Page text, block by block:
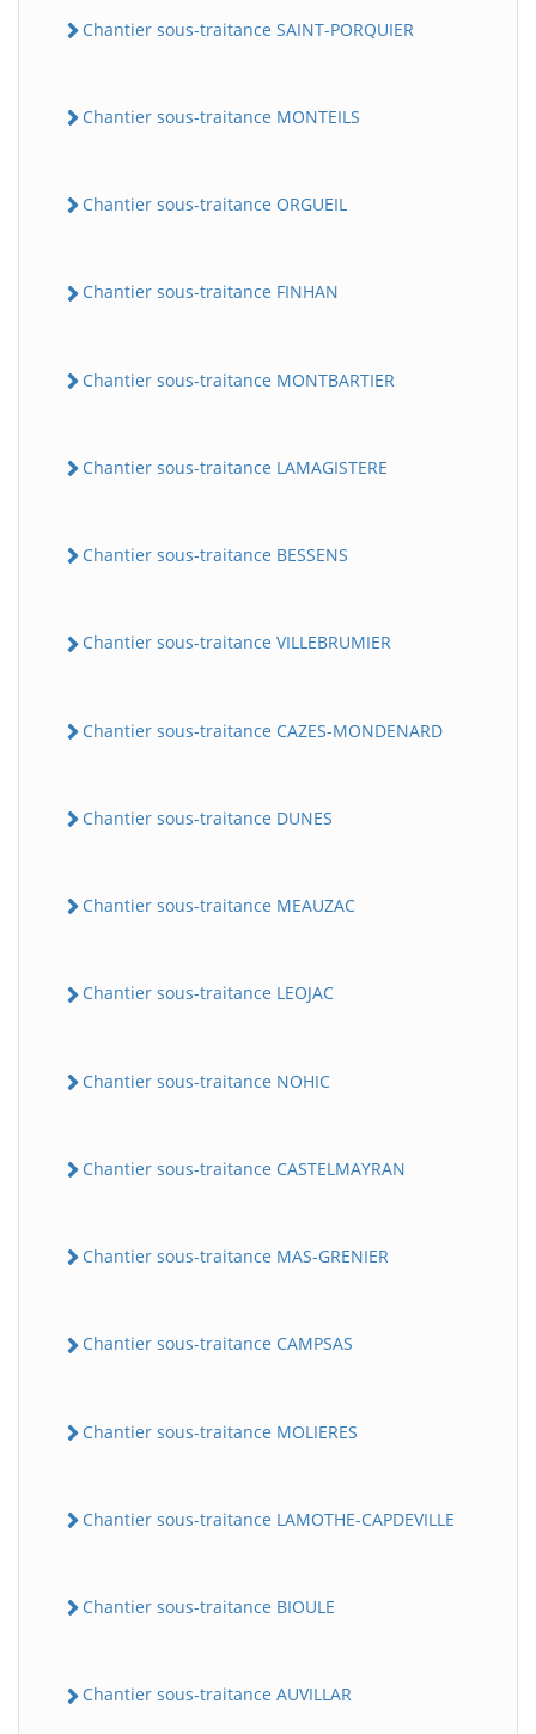
Chantier sous-traitance SAINT-PORQUIER
Chantier sous-traitance MONTEILS
Chantier sous-traitance ORGUEIL
Chantier sous-traitance FINHAN
Chantier sous-traitance MONTBARTIER
Chantier sous-traitance LAMAGISTERE
Chantier sous-traitance BESSENS
Chantier sous-traitance VILLEBRUMIER
Chantier sous-traitance CAZES-MONDENARD
Chantier sous-traitance DUNES
Chantier sous-traitance MEAUZAC
Chantier sous-traitance LEOJAC
Chantier sous-traitance NOHIC
Chantier sous-traitance CASTELMAYRAN
Chantier sous-traitance MAS-GRENIER
Chantier sous-traitance CAMPSAS
Chantier sous-traitance MOLIERES
Chantier sous-traitance LAMOTHE-CAPDEVILLE
Chantier sous-traitance BIOULE
Chantier sous-traitance AUVILLAR